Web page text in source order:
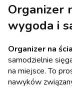
Organizer
wygoda i
Organizer na
samodzielnie
na miejsce. To
nawyków